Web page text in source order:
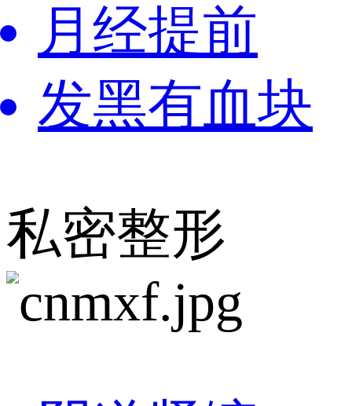
月经提前
发黑有血块
私密整形